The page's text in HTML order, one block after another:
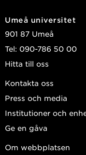
Umeå universitet
901 87 Umeå
Tel: 090-786 50 00
Hitta till oss
Kontakta oss
Press och media
Institutioner och
Ge en gåva
Om webbplatsen